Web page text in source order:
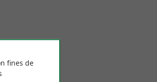
de Espelette, un
y curiosos ...
fines de